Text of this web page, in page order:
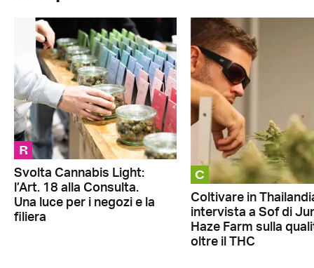
R
Svolta Cannabis Light:
l’Art. 18 alla Consulta.
Una luce per i negozi e la
filiera
C
Coltivare in
intervista a Sof di
Haze Farm sulla
oltre il THC